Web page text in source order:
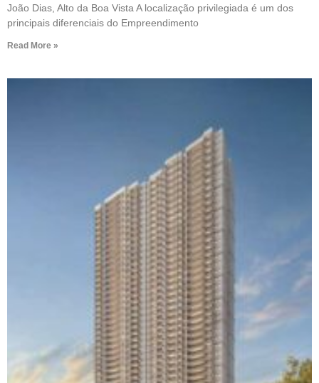
João Dias, Alto da Boa Vista A localização privilegiada é um dos
principais diferenciais do Empreendimento
Read More »